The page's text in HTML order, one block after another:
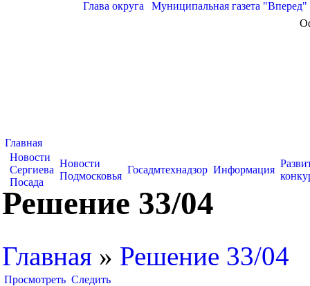
Глава округа Муниципальная газета "Вперед"
Главная
Новости
Сергиева
Посада
Новости
Подмосковья
Госадмтехнадзор Информация
Решение 33/04
Главная » Решение 33/04
Просмотреть Следить